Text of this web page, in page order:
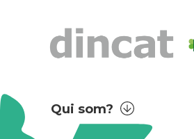
Qui som?